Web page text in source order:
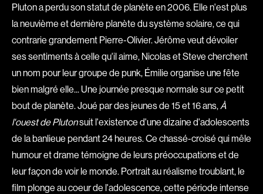
Animation
Art
Biographiques
Comédies
Comédies musicales
Documentaires
Drames
Érotiques
Étudiants
Famille
Fantastiques
Fiction
Guerre
Historiques
Horreur
Jeunesse
Musicaux
Pluton a perdu son statut de planète en 2006. Elle n'est plus
la neuvième et dernière planète du système solaire, ce qui
contrarie grandement Pierre-Olivier. Jérôme veut dévoiler
ses sentiments à celle qu'il aime, Nicolas et Steve cherchent
un nom pour leur groupe de punk, Émilie organise une fête
bien malgré elle... Une journée presque normale sur ce petit
bout de planète. Joué par des jeunes de 15 et 16 ans, À
l'ouest de Plutonsuit l'existence d'une dizaine d'adolescents
de la banlieue pendant 24 heures. Ce chassé-croisé qui mêle
humour et drame témoigne de leurs préoccupations et de
leur façon de voir le monde. Portrait au réalisme troublant, le
film plonge au coeur de l'adolescence, cette période intense